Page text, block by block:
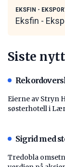
EKSFIN -
Eksfin -
Siste nytt
Eierne av Stryn
søsterhotell i
Sigrid med
Tredobla